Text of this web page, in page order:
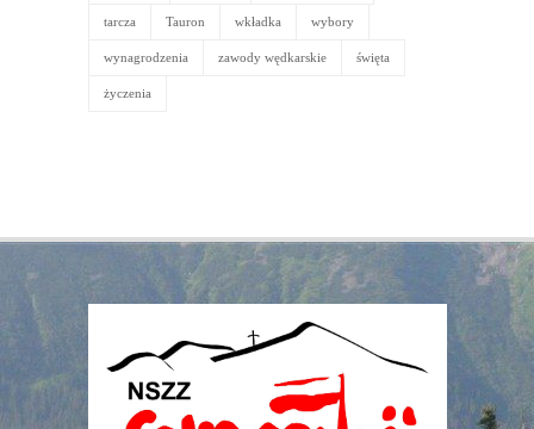
tarcza Tauron wkładka wybory
wynagrodzenia zawody wędkarskie święta
życzenia